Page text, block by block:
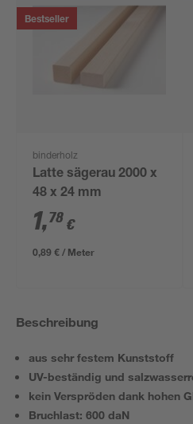
Bestseller
binderholz
Latte sägerau 2000 x
48 x 24 mm
1,78 €
0,89 € / Meter
Beschreibung
aus sehr festem Kunststoff
UV-beständig und
kein Verspröden dank hohen
Bruchlast: 600 daN